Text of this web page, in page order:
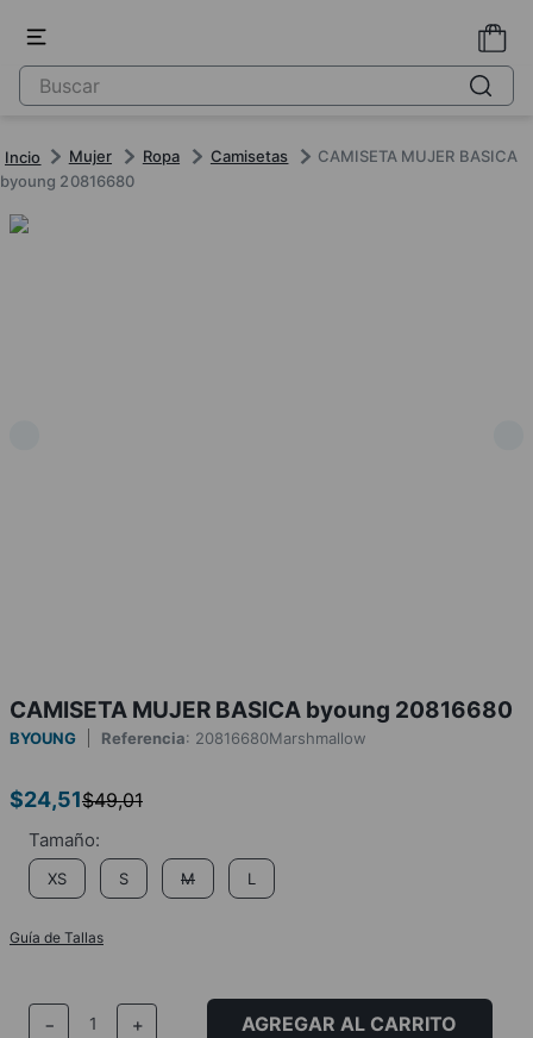
Mujer Ropa Camisetas
CAMISETA MUJER BASICA
byoung 20816680
CAMISETA MUJER BASICA byoung 20816680
BYOUNG Referencia: 20816680Marshmallow
$24,51$49,01
XS S M L
Guía de Tallas
＋
－ AGREGAR AL CARRITO